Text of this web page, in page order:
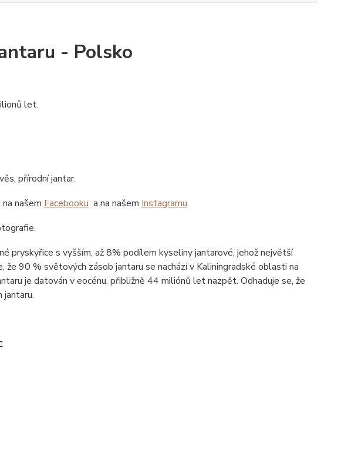
- Polsko
let.
přírodní jantar.
našem Facebooku a na našem Instagramu.
pryskyřice s vyšším, až 8% podílem kyseliny jantarové, jehož největší
90 % světových zásob jantaru se nachází v Kaliningradské oblasti na
je datován v eocénu, přibližně 44 miliónů let nazpět. Odhaduje se, že